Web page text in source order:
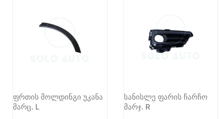
ფრთის მოლდინგი უკანა
მარც. L
სანისლე ფარის ჩარჩო
მარჯ. R